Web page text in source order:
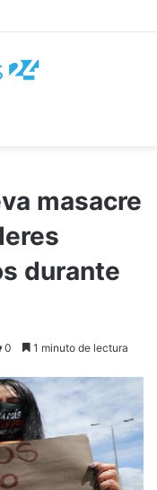
masacre
durante
0 1 minuto de lectura